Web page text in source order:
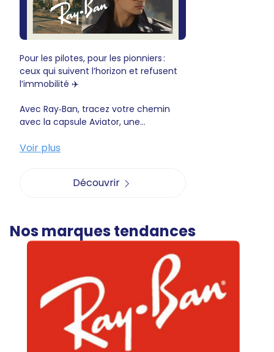
Pour les pilotes, pour les pionniers :
ceux qui suivent l’horizon et refusent
l’immobilité ✈️
Avec Ray‑Ban, tracez votre chemin
avec la capsule Aviator, une...
Voir plus
Découvrir
Nos marques tendances